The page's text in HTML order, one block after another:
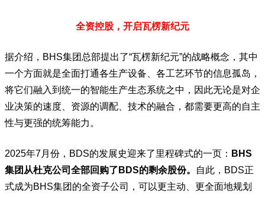
全资控股，开启瓦楞新纪元
据介绍，BHS集团总部提出了“瓦楞新纪元”的战略概念，其中
一个方面就是全面打通各生产设备、各工艺环节的信息孤岛，
将它们融入到统一的智能生产生态系统之中，因此无论是对企
业决策的速度、资源的调配、技术的融合，都需要更高的自主
性与更强的统筹能力。
2025年7月份，BDS的发展史迎来了里程碑式的一页： BHS
集团从杜克公司全部回购了BDS的剩余股份。
自此，BDS正
式成为BHS集团的全资子公司，可以更主动、更全面地规划